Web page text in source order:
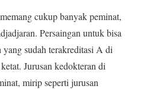
cukup banyak peminat,
Persaingan untuk bisa
sudah terakreditasi A di
Jurusan kedokteran di
mirip seperti jurusan